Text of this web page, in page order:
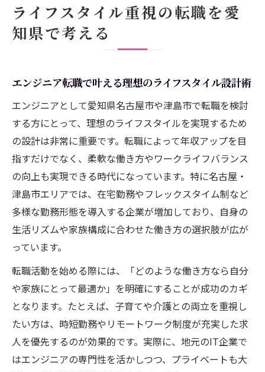
ライフスタイル重視の転職を愛
知県で考える
エンジニア転職で叶える理想のライフスタイル設計術
エンジニアとして愛知県名古屋市や津島市で転職を検討
する方にとって、理想のライフスタイルを実現するため
の設計は非常に重要です。転職によって年収アップを目
指すだけでなく、柔軟な働き方やワークライフバランス
の向上も実現できる時代になっています。特に名古屋・
津島市エリアでは、在宅勤務やフレックスタイム制など
多様な勤務形態を導入する企業が増加しており、自身の
生活リズムや家族構成に合わせた働き方の選択肢が広が
っています。
転職活動を始める際には、「どのような働き方なら自分
や家族にとって最適か」を明確にすることが成功のカギ
となります。たとえば、子育てや介護との両立を重視し
たい方は、時短勤務やリモートワーク制度が充実した求
人を優先するのが効果的です。実際に、地元のIT企業で
はエンジニアの専門性を活かしつつ、プライベートも大